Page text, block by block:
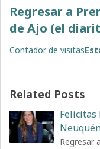
Regresar a
de Ajo (el
Contador de visitas
Related Posts
Felicitas
Regresar